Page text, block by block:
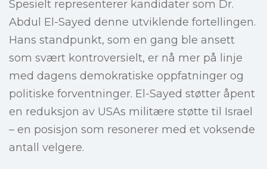
Spesielt representerer kandidater som Dr.
Abdul El-Sayed denne utviklende fortellingen.
Hans standpunkt, som en gang ble ansett
som svært kontroversielt, er nå mer på linje
med dagens demokratiske oppfatninger og
politiske forventninger. El-Sayed støtter åpent
en reduksjon av USAs militære støtte til Israel
– en posisjon som resonerer med et voksende
antall velgere.